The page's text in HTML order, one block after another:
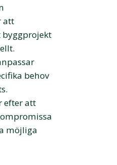
att
byggprojekt
behov
efter att
möjliga